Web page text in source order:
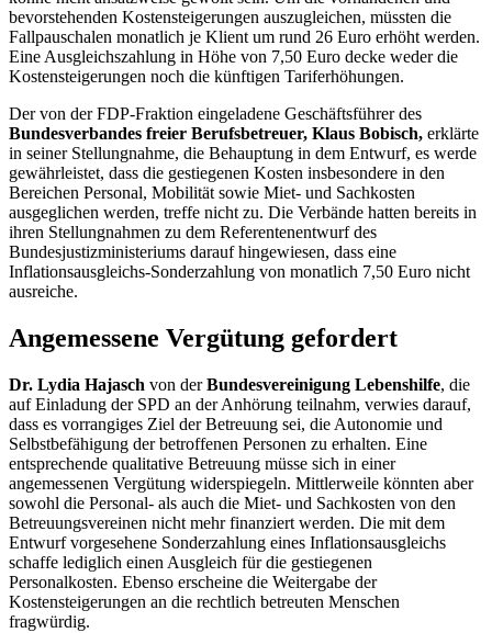
bevorstehenden Kostensteigerungen auszugleichen, müssten die
Fallpauschalen monatlich je Klient um rund 26 Euro erhöht werden.
Eine Ausgleichszahlung in Höhe von 7,50 Euro decke weder die
Kostensteigerungen noch die künftigen Tariferhöhungen.
Der von der FDP-Fraktion eingeladene Geschäftsführer des
Bundesverbandes freier Berufsbetreuer, Klaus Bobisch, erklärte
in seiner Stellungnahme, die Behauptung in dem Entwurf, es werde
gewährleistet, dass die gestiegenen Kosten insbesondere in den
Bereichen Personal, Mobilität sowie Miet- und Sachkosten
ausgeglichen werden, treffe nicht zu. Die Verbände hatten bereits in
ihren Stellungnahmen zu dem Referentenentwurf des
Bundesjustizministeriums darauf hingewiesen, dass eine
Inflationsausgleichs-Sonderzahlung von monatlich 7,50 Euro nicht
ausreiche.
Angemessene Vergütung gefordert
Dr. Lydia Hajasch von derBundesvereinigung Lebenshilfe, die
auf Einladung der SPD an der Anhörung teilnahm, verwies darauf,
dass es vorrangiges Ziel der Betreuung sei, die Autonomie und
Selbstbefähigung der betroffenen Personen zu erhalten. Eine
entsprechende qualitative Betreuung müsse sich in einer
angemessenen Vergütung widerspiegeln. Mittlerweile könnten aber
sowohl die Personal- als auch die Miet- und Sachkosten von den
Betreuungsvereinen nicht mehr finanziert werden. Die mit dem
Entwurf vorgesehene Sonderzahlung eines Inflationsausgleichs
schaffe lediglich einen Ausgleich für die gestiegenen
Personalkosten. Ebenso erscheine die Weitergabe der
Kostensteigerungen an die rechtlich betreuten Menschen
fragwürdig.